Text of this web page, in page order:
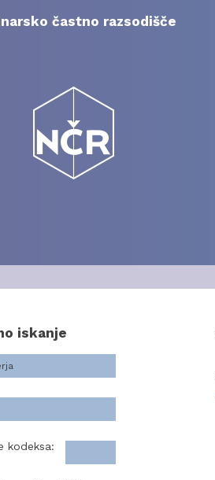
častno razsodišče
iskanje
kodeksa: